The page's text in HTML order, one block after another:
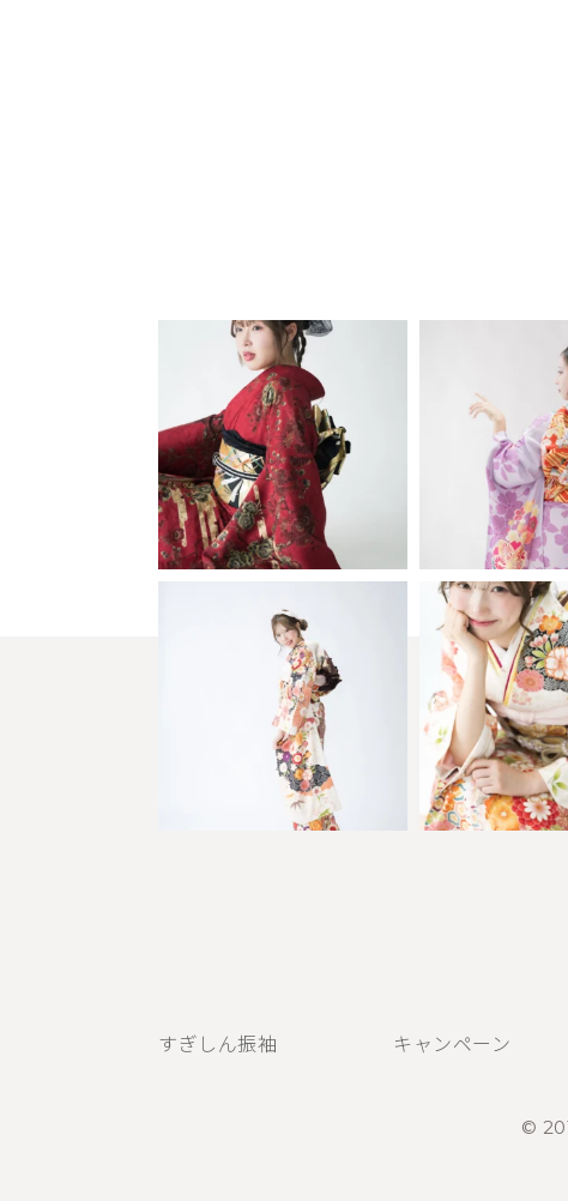
すぎしん振袖 キャンペーン
©